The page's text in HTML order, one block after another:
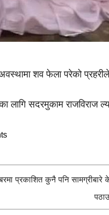
शव फेला परेको
लागि सदरमुकाम राजविराज
प्रकाशित कुनै पनि सामग्रीबारे